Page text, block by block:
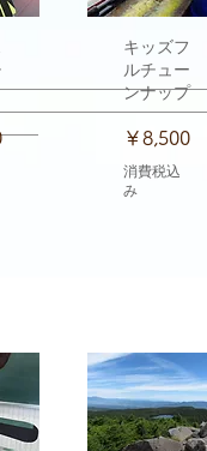
クイックビュー
キッズフ
ルチュー
ンナップ
価格
￥8,500
消費税込
み